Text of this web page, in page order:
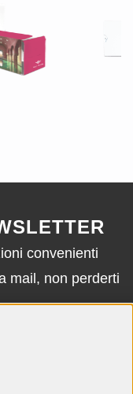
convenienti
mail, non perderti